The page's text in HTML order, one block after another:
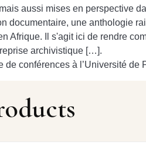
aussi mises en perspective
documentaire, une anthologie
Afrique. Il s'agit ici de rendre
archivistique […].
de conférences à l’Université